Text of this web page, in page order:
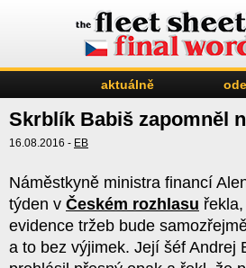
aktuálně
Skrblík Babiš zapomněl
16.08.2016 - EB
Náměstkyně ministra financí
týden v Českém rozhlasu
evidence tržeb bude
a to bez výjimek. Její šéf Andrej